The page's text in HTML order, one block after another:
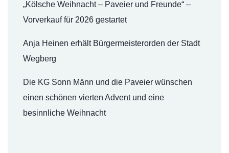
„Kölsche Weihnacht – Paveier und Freunde“ –
Vorverkauf für 2026 gestartet
Anja Heinen erhält Bürgermeisterorden der Stadt
Wegberg
Die KG Sonn Männ und die Paveier wünschen
einen schönen vierten Advent und eine
besinnliche Weihnacht